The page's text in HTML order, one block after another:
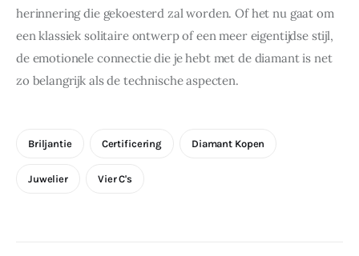
herinnering die gekoesterd zal worden. Of het nu gaat om
een klassiek solitaire ontwerp of een meer eigentijdse stijl,
de emotionele connectie die je hebt met de diamant is net
zo belangrijk als de technische aspecten.
Briljantie Certificering Diamant Kopen
Juwelier Vier C's